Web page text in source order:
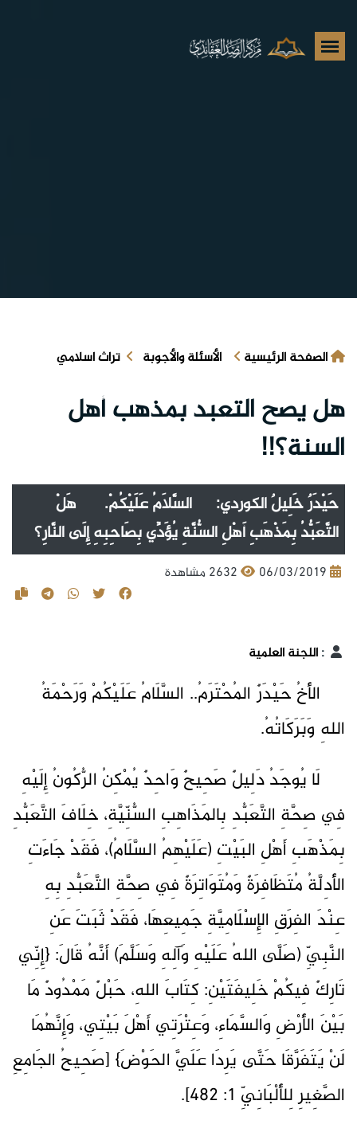
الصفحة الرئيسية الأسئلة والأجوبة تراث اسلامي
هل يصح التعبد بمذهب أهل
السنة؟!!
حَيْدَرٌ خَلِيلٌ الكوردي: السَّلَامُ عَلَيْكُمْ. هَلْ
التَّعَبُّدُ بِمَذْهَبِ أَهْلِ السُّنَّةِ يُؤَدِّي بِصَاحِبِهِ إِلَى النَّارِ؟
06/03/2019 2632 مشاهدة
:اللجنة العلمية
الأَخُ حَيْدَرٌ المُحْتَرَمُ.. السَّلَامُ عَلَيْكُمْ وَرَحْمَةُ
اللهِ وَبَرَكَاتُهُ.
لَا يُوجَدُ دَلِيلٌ صَحِيحٌ وَاحِدٌ يُمْكِنُ الرُّكُونُ إِلَيْهِ
فِي صِحَّةِ التَّعَبُّدِ بِالمَذَاهِبِ السُّنِّيَّةِ، خِلَافَ التَّعَبُّدِ
بِمَذْهَبِ أَهْلِ البَيْتِ (عَلَيْهِمُ السَّلَامُ)، فَقَدْ جَاءَتِ
الأَدِلَّةُ مُتَظَافِرَةٌ وَمُتَوَاتِرَةٌ فِي صِحَّةِ التَّعَبُّدِ بِهِ
عِنْدَ الفِرَقِ الإِسْلَامِيَّةِ جَمِيعِهَا، فَقَدْ ثَبَتَ عَنِ
النَّبِيِّ (صَلَّى اللهُ عَلَيْهِ وَآلِهِ وَسَلَّمَ) أَنَّهُ قَالَ: {إِنِّي
تَارِكٌ فِيكُمْ خَلِيفَتَيْنِ: كِتَابَ اللهِ، حَبْلٌ مَمْدُودٌ مَا
بَيْنَ الأَرْضِ وَالسَّمَاءِ، وَعِتْرَتِي أَهْلَ بَيْتِي، وَإِنَّهُمَا
لَنْ يَتَفَرَّقَا حَتَّى يَرِدَا عَلَيَّ الحَوْضَ} [صَحِيحُ الجَامِعِ
الصَّغِيرِ لِلأَلْبَانِيِّ 1: 482].